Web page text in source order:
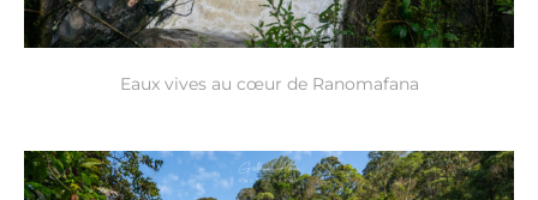
Eaux vives au cœur de Ranomafana